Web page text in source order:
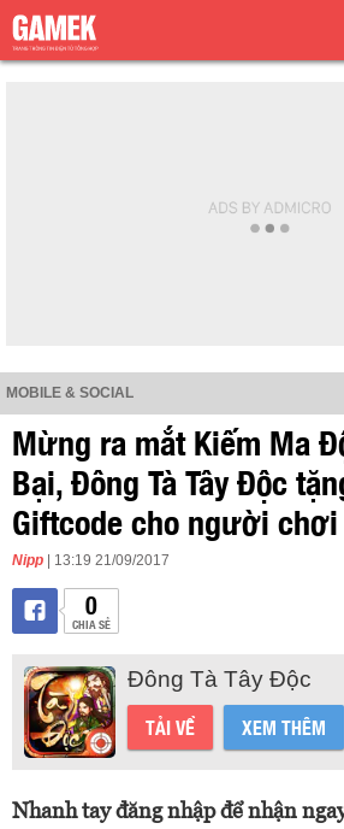
MOBILE & SOCIAL
Mừng ra mắt Kiếm Ma
Bại, Đông Tà Tây Độc
Giftcode cho người chơi
Nipp | 13:19 21/09/2017
0
CHIA SẺ
Đông Tà Tây Độc
TẢI VỀ XEM THÊM
Nhanh tay đăng nhập để nhận